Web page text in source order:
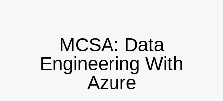
MCSA: Data
Engineering With
Azure